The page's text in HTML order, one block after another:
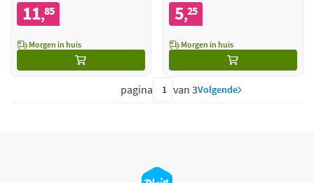
11,85
Morgen in huis
5,25
Morgen in huis
pagina van 3Volgende